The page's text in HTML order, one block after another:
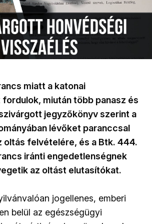
miatt a katonai
miután több panasz és
jegyzőkönyv szerint a
lévőket paranccsal
oltás felvételére, és a Btk. 444.
iránti engedetlenségnek
az oltást elutasítókat.
jogellenes, emberi
belül az egészségügyi